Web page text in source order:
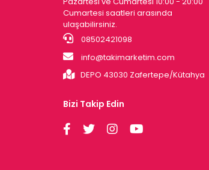
Cumartesi saatleri arasında
ulaşabilirsiniz.
08502421098
info@takimarketim.com
DEPO 43030 Zafertepe/Kütahya
Bizi Takip Edin